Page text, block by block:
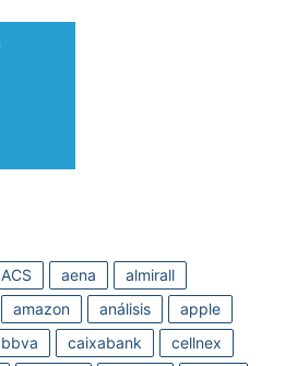
ACS aena
almirall
amazon análisis
apple
bbva caixabank
cellnex